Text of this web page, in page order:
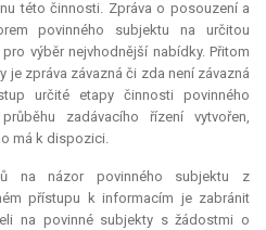
této činnosti. Zpráva o posouzení a
povinného subjektu na určitou
výběr nejvhodnější nabídky. Přitom
je zpráva závazná či zda není závazná
určité etapy činnosti povinného
zadávacího řízení vytvořen,
má k dispozici.
na názor povinného subjektu z
přístupu k informacím je zabránit
na povinné subjekty s žádostmi o